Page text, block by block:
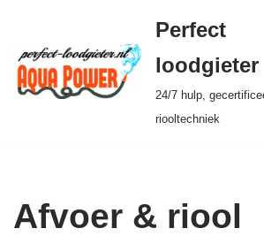
Ga
naar
de
Perfect
loodgieter
24/7 hulp,
riooltechniek
Afvoer & riool